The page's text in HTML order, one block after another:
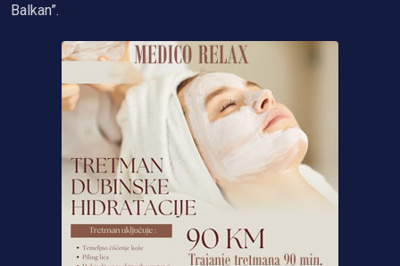
Balkan”.